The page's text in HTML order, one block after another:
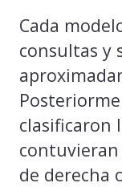
Cada
consultas y
clasificaron
de derecha